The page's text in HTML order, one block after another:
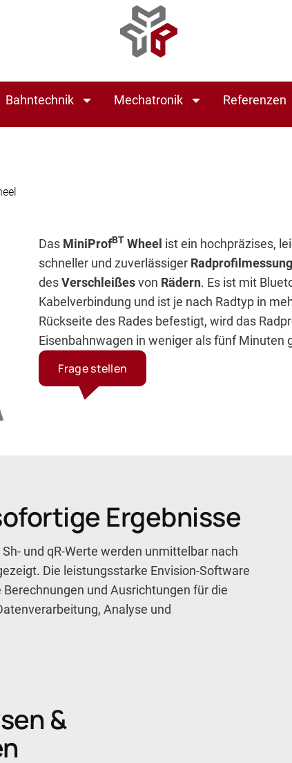
Bahntechnik Mechatronik Referenzen
Das MiniProfBT Wheel ist ein hochpräzises,
schneller und zuverlässiger
desVerschleißesvon Rädern. Es ist mit
Kabelverbindung und ist je nach Radtyp in
Rückseite des Rades befestigt, wird das
Eisenbahnwagen in weniger als fünf Minuten
Frage stellen
Ergebnisse
und qR-Werte werden unmittelbar nach
Die leistungsstarke Envision-Software
und Ausrichtungen für die
Analyse und
&